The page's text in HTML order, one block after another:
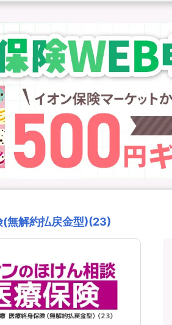
無解約払戻金型)(23)